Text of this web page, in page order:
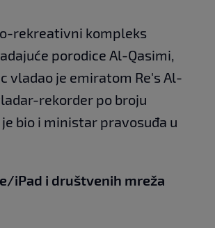
rekreativni kompleks
porodice Al-Qasimi,
vladao je emiratom Re's Al-
rekorder po broju
bio i ministar pravosuđa u
iPad i društvenih mreža